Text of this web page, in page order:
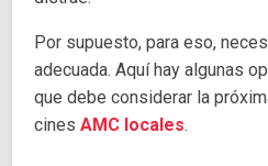
Por supuesto, para eso,
adecuada. Aquí hay algunas
que debe considerar la
cinesAMC locales.